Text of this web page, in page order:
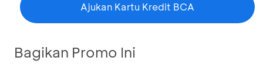
Ajukan Kartu Kredit BCA
Bagikan Promo Ini